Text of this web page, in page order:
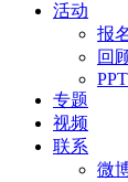
活动
报
回
PPT
专题
视频
联系
微